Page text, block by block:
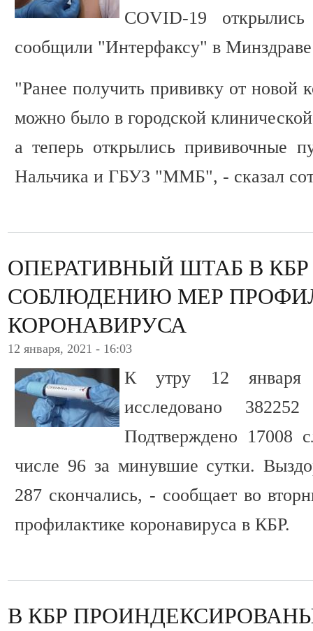
COVID-19
сообщили "Интерфаксу" в
"Ранее получить прививку от новой
можно было в городской
а теперь открылись прививочные
Нальчика и ГБУЗ "ММБ", - сказал
ОПЕРАТИВНЫЙ ШТАБ В
СОБЛЮДЕНИЮ МЕР
КОРОНАВИРУСА
12 января, 2021 - 16:03
К утру 12 января
исследовано
Подтверждено 17008
числе 96 за минувшие сутки.
287 скончались, - сообщает во
профилактике коронавируса в КБР.
В КБР